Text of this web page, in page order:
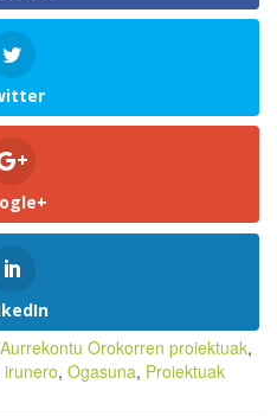
Aurrekontu Orokorren proiektuak,
irunero, Ogasuna, Proiektuak